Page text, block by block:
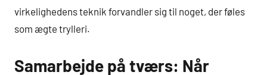
virkelighedens teknik forvandler sig til noget, der føles
som ægte trylleri.
Samarbejde på tværs: Når